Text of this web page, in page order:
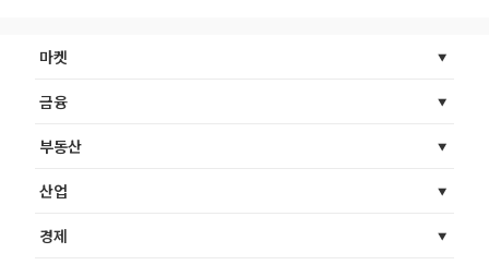
마켓
금융
부동산
산업
경제